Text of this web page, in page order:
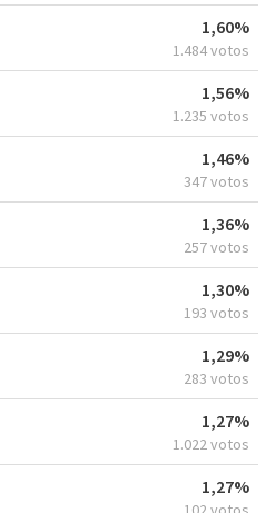
1,60%
1.484 votos
1,56%
1.235 votos
1,46%
347 votos
1,36%
257 votos
1,30%
193 votos
1,29%
283 votos
1,27%
1.022 votos
1,27%